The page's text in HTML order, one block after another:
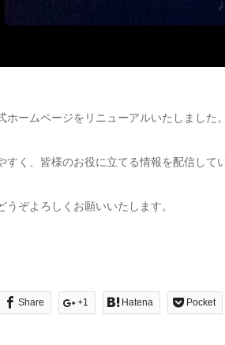
ホームページをリニューアルいたしました。
すく、皆様のお役に立てる情報を配信して
うぞよろしくお願いいたします。
Share +1 Hatena Pocket